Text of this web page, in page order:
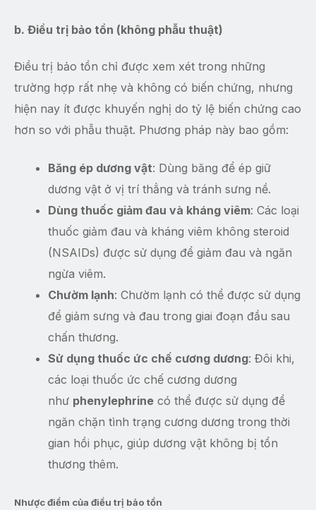
b. Điều trị bảo tồn (không phẫu thuật)
Điều trị bảo tồn chỉ được xem xét trong những
trường hợp rất nhẹ và không có biến chứng, nhưng
hiện nay ít được khuyến nghị do tỷ lệ biến chứng cao
hơn so với phẫu thuật. Phương pháp này bao gồm:
Băng ép dương vật: Dùng băng để ép giữ
dương vật ở vị trí thẳng và tránh sưng nề.
Dùng thuốc giảm đau và kháng viêm: Các loại
thuốc giảm đau và kháng viêm không steroid
(NSAIDs) được sử dụng để giảm đau và ngăn
ngừa viêm.
Chườm lạnh: Chườm lạnh có thể được sử dụng
để giảm sưng và đau trong giai đoạn đầu sau
chấn thương.
Sử dụng thuốc ức chế cương dương: Đôi khi,
các loại thuốc ức chế cương dương
như phenylephrine có thể được sử dụng để
ngăn chặn tình trạng cương dương trong thời
gian hồi phục, giúp dương vật không bị tổn
thương thêm.
Nhược điểm của điều trị bảo tồn